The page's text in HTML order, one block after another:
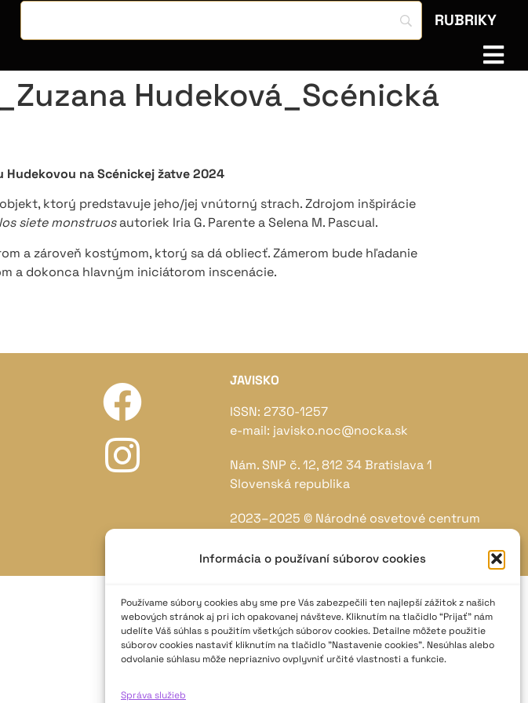
Informácia o používaní súborov cookies
Používame súbory cookies aby sme pre Vás zabezpečili ten najlepší zážitok z našich
webových stránok aj pri ich opakovanej návšteve. Kliknutím na tlačidlo “Prijať” nám
udelíte Váš súhlas s použitím všetkých súborov cookies. Detailne môžete použitie
súborov cookies nastaviť kliknutím na tlačidlo "Nastavenie cookies". Nesúhlas alebo
odvolanie súhlasu môže nepriaznivo ovplyvniť určité vlastnosti a funkcie.
Správa služieb
RUBRIKY
Hudeková_Scénická
na Scénickej žatve 2024
ktorý predstavuje jeho/jej vnútorný strach. Zdrojom inšpirácie
siete monstruosautoriek Iria G. Parente a Selena M. Pascual.
a zároveň kostýmom, ktorý sa dá obliecť. Zámerom bude hľadanie
a dokonca hlavným iniciátorom inscenácie.
JAVISKO
ISSN: 2730-1257
e-mail: javisko.noc@nocka.sk
Nám. SNP č. 12, 812 34 Bratislava 1
Slovenská republika
2023–2025 © Národné osvetové centrum
Logofont byPeter Biľak.